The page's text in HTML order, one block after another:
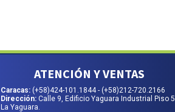
ATENCIÓN Y VENTAS
Caracas: (+58)424-101.1844- (+58)212-720.2166
Dirección: Calle 9, Edificio Yaguara Industrial Piso 5
La Yaguara.